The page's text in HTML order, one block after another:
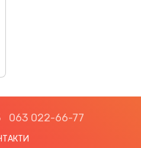
063 022-66-77